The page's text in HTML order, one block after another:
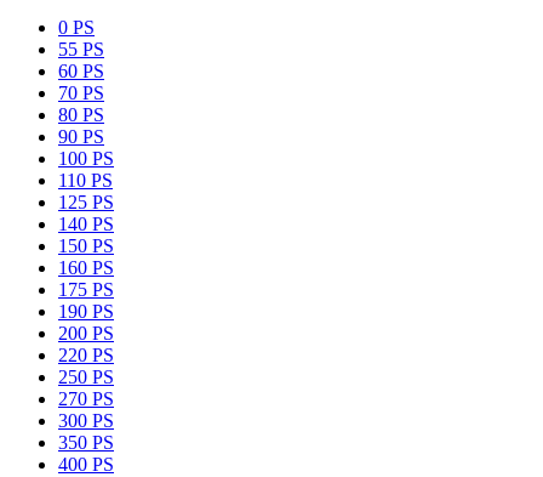
0 PS
55 PS
60 PS
70 PS
80 PS
90 PS
100 PS
110 PS
125 PS
140 PS
150 PS
160 PS
175 PS
190 PS
200 PS
220 PS
250 PS
270 PS
300 PS
350 PS
400 PS